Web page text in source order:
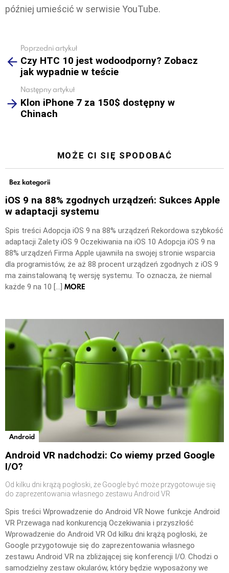
później umieścić w serwisie YouTube.
more
Poprzedni artykuł
Czy HTC 10 jest wodoodporny? Zobacz
jak wypadnie w teście
Następny artykuł
Klon iPhone 7 za 150$ dostępny w
Chinach
MOŻE CI SIĘ SPODOBAĆ
Bez kategorii
iOS 9 na 88% zgodnych urządzeń: Sukces Apple
w adaptacji systemu
Spis treści Adopcja iOS 9 na 88% urządzeń Rekordowa szybkość
adaptacji Zalety iOS 9 Oczekiwania na iOS 10 Adopcja iOS 9 na
88% urządzeń Firma Apple ujawniła na swojej stronie wsparcia
dla programistów, że aż 88 procent urządzeń zgodnych z iOS 9
ma zainstalowaną tę wersję systemu. To oznacza, że niemal
każde 9 na 10 […] MORE
Android
Android VR nadchodzi: Co wiemy przed Google
I/O?
Od kilku dni krążą pogłoski, że Google być może przygotowuje się
do zaprezentowania własnego zestawu Android VR
Spis treści Wprowadzenie do Android VR Nowe funkcje Android
VR Przewaga nad konkurencją Oczekiwania i przyszłość
Wprowadzenie do Android VR Od kilku dni krążą pogłoski, że
Google przygotowuje się do zaprezentowania własnego
zestawu Android VR na zbliżającej się konferencji I/O. Chodzi o
samodzielny zestaw okularów, który będzie wyposażony we